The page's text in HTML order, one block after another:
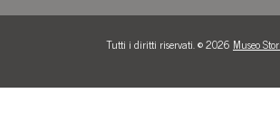
Tutti i diritti riservati. © 2026 Museo